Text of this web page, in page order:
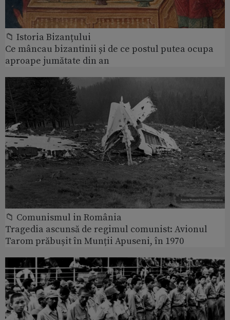
📁 Istoria Bizanțului
Ce mâncau bizantinii și de ce postul putea ocupa
aproape jumătate din an
📁 Comunismul in România
Tragedia ascunsă de regimul comunist: Avionul
Tarom prăbușit în Munții Apuseni, în 1970